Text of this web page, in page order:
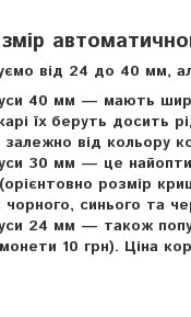
від 24 до 40 мм,
40 мм — мають
їх беруть досить
від кольору
30 мм — це
(орієнтовно розмір
синього та
24 мм — також
10 грн). Ціна